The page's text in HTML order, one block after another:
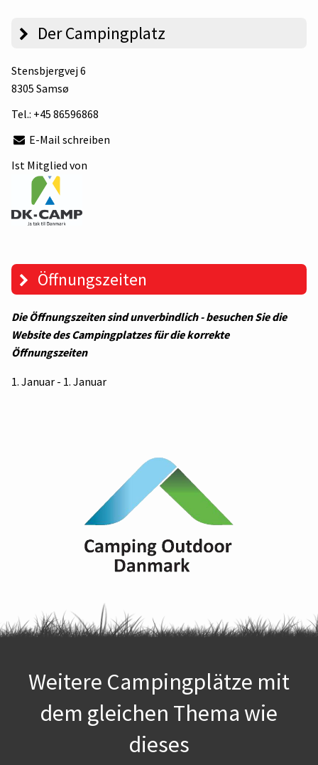
Der Campingplatz
Stensbjergvej 6
8305 Samsø
Tel.: +45 86596868
E-Mail schreiben
Ist Mitglied von
Öffnungszeiten
Die Öffnungszeiten sind unverbindlich - besuchen Sie die
Website des Campingplatzes für die korrekte
Öffnungszeiten
1. Januar - 1. Januar
Weitere Campingplätze mit
dem gleichen Thema wie
dieses